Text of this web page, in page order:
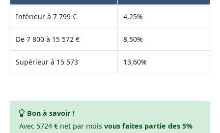
Inférieur à 7 799 € 4,25%
De 7 800 à 15 572 € 8,50%
Supérieur à 15 573 13,60%
Bon à savoir !
Avec 5724 € net par mois vous faites partie des 5%